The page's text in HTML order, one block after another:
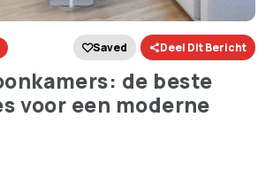
Saved Deel Dit Bericht
de beste
voor een moderne